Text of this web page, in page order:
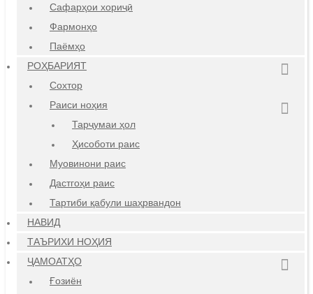
Сафарҳои хориҷӣ
Фармонҳо
Паёмҳо
РОҲБАРИЯТ
Сохтор
Раиси ноҳия
Тарҷумаи ҳол
Ҳисоботи раис
Муовинони раис
Дастгоҳи раис
Тартиби қабули шаҳрвандон
НАВИД
ТАЪРИХИ НОҲИЯ
ҶАМОАТҲО
Ғозиён